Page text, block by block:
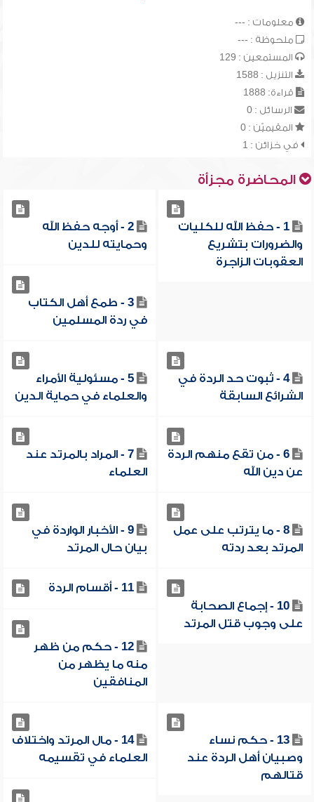
معلومات : ---
ملحوظة : ---
المستمعين : 129
التنزيل : 1588
قراءة: 1888
الرسائل : 0
المقيميّن : 0
في خزائن : 1
المحاضرة مجزأة
1 - حفظ الله للكليات
والضرورات بتشريع
العقوبات الزاجرة
2 - أوجه حفظ الله
وحمايته للدين
3 - طمع أهل الكتاب
في ردة المسلمين
4 - ثبوت حد الردة في
الشرائع السابقة
5 - مسئولية الأمراء
والعلماء في حماية الدين
6 - من تقع منهم الردة
عن دين الله
7 - المراد بالمرتد عند
العلماء
8 - ما يترتب على عمل
المرتد بعد ردته
9 - الأخبار الواردة في
بيان حال المرتد
10 - إجماع الصحابة
على وجوب قتل المرتد
11 - أقسام الردة
12 - حكم من ظهر
منه ما يظهر من
المنافقين
13 - حكم نساء
وصبيان أهل الردة عند
قتالهم
14 - مال المرتد واختلاف
العلماء في تقسيمه